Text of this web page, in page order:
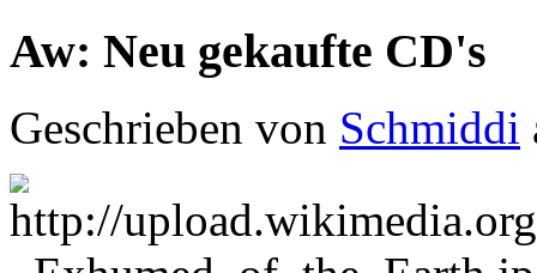
Aw: Neu gekaufte CD's
Geschrieben von Schmiddi